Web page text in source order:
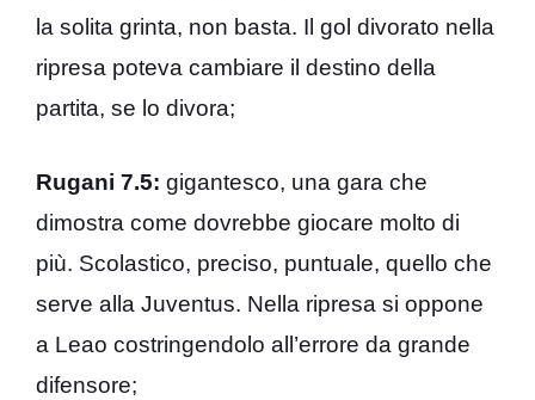
la solita grinta, non basta. Il gol divorato nella
ripresa poteva cambiare il destino della
partita, se lo divora;
Rugani 7.5: gigantesco, una gara che
dimostra come dovrebbe giocare molto di
più. Scolastico, preciso, puntuale, quello che
serve alla Juventus. Nella ripresa si oppone
a Leao costringendolo all’errore da grande
difensore;